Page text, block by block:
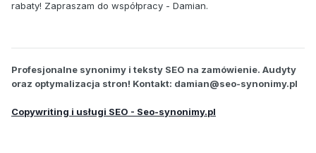
rabaty! Zapraszam do współpracy - Damian.
Profesjonalne synonimy i teksty SEO na zamówienie. Audyty
oraz optymalizacja stron! Kontakt: damian@seo-synonimy.pl
Copywriting i usługi SEO - Seo-synonimy.pl